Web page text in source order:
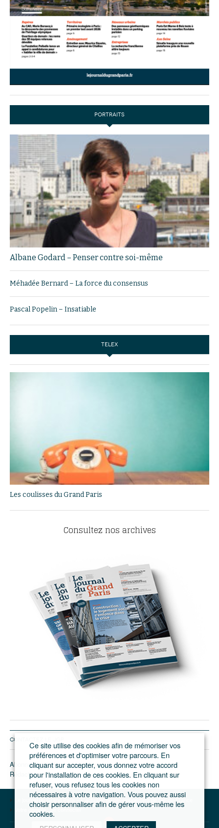
PORTRAITS
Albane Godard – Penser contre soi-même
Méhadée Bernard – La force du consensus
Pascal Popelin – Insatiable
TELEX
Les coulisses du Grand Paris
Consultez nos archives
CONTACTEZ LE JGP
Abonnement/pub
Rédaction
Le journal du Grand Paris – L'actualité du développement de l'Ile-de-France
Votre compte
Se connecter
Ce site utilise des cookies afin de mémoriser vos
préférences et d'optimiser votre parcours. En
cliquant sur accepter, vous donnez votre accord
pour l'installation de ces cookies. En cliquant sur
refuser, vous refusez tous les cookies non
nécessaires à votre navigation. Vous pouvez aussi
choisir personnaliser afin de gérer vous-même les
cookies.